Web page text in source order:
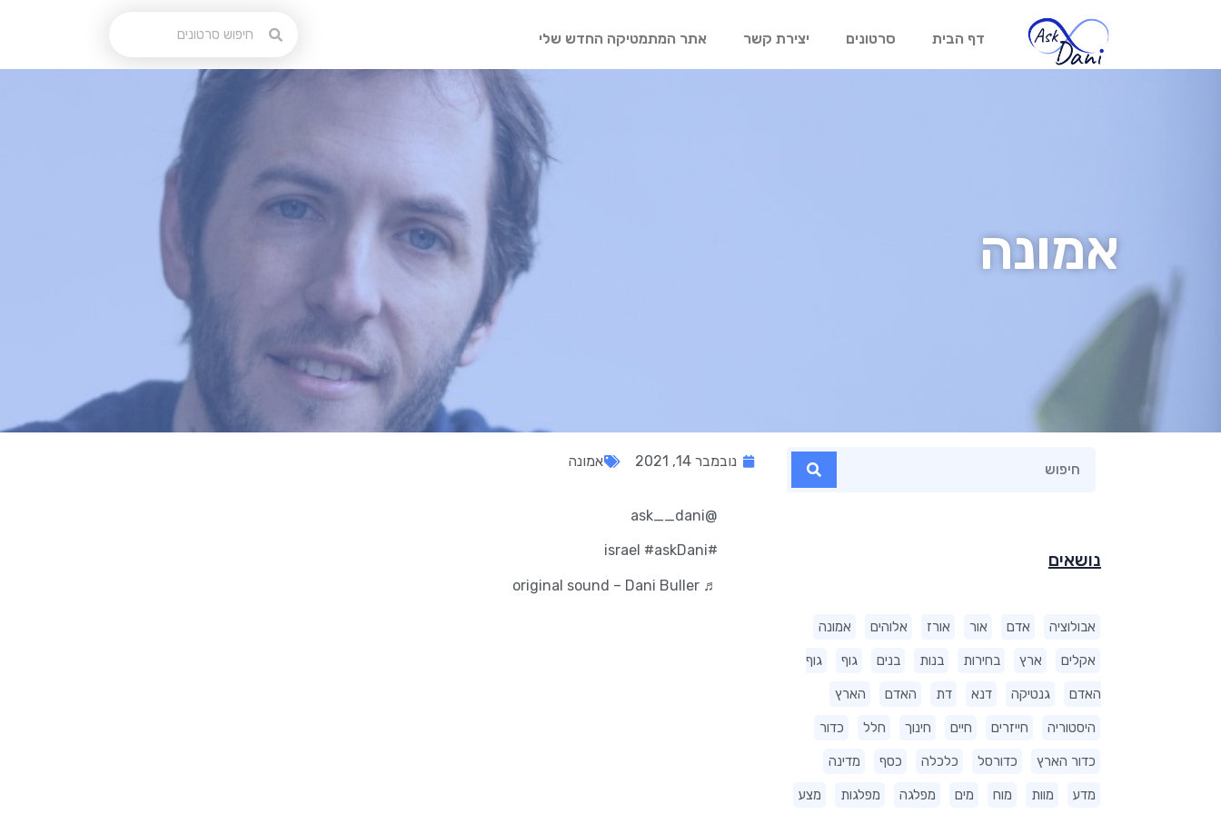
דף הבית סרטונים יצירת קשר אתר המתמטיקה החדש שלי
אמונה
נושאים
אבולוציה אדם אור אורז אלוהים אמונה
אקלים ארץ בחירות בנות בנים גוף גוף
האדם גנטיקה דנא דת האדם הארץ
היסטוריה חייזרים חיים חינוך חלל כדור
כדור הארץ כדורסל כלכלה כסף מדינה
מדע מוות מוח מים מפלגה מפלגות מצע
נובמבר 14, 2021 אמונה
@ask__dani
#israel
#askDani
♬ original sound – Dani Buller